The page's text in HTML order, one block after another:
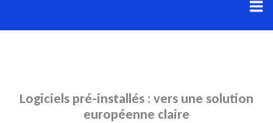
au
Logiciels pré-installés : vers une solution
européenne claire